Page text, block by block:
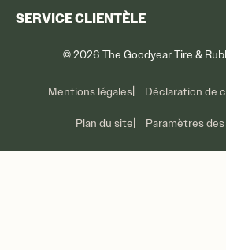
Contactez-nous
SERVICE CLIENTÈLE
Soins des pneus
©2026 The Goodyear Tire &
Mentions légales Déclaration de
Plan du site Paramètres